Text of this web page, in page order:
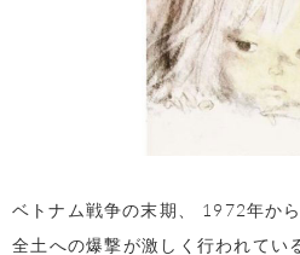
ベトナム戦争の末期、 1972年か
全土への爆撃が激しく行われてい